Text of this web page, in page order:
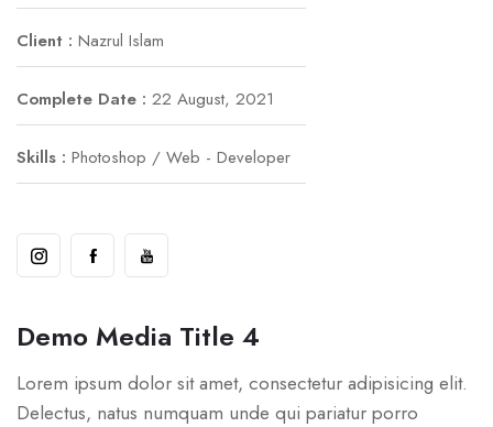
Client : Nazrul Islam
Complete Date : 22 August, 2021
Skills : Photoshop / Web - Developer
Demo Media Title 4
Lorem ipsum dolor sit amet, consectetur adipisicing elit.
Delectus, natus numquam unde qui pariatur porro